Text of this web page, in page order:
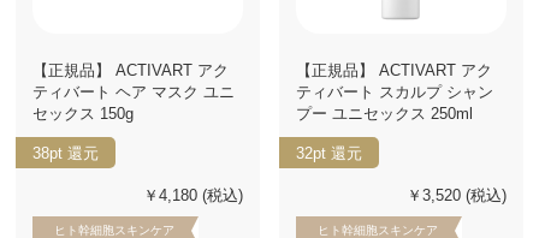
【正規品】 ACTIVART アク
ティバート ヘア マスク ユニ
セックス 150g
38pt 還元
￥4,180 (税込)
ヒト幹細胞スキンケア
【正規品】 ACTIVART アク
ティバート スカルプ シャン
プー ユニセックス 250ml
32pt 還元
￥3,520 (税込)
ヒト幹細胞スキンケア